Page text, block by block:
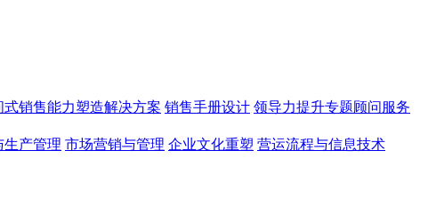
式销售能力塑造解决方案 销售手册设计 领导力提升专题顾问服务
生产管理 市场营销与管理 企业文化重塑 营运流程与信息技术